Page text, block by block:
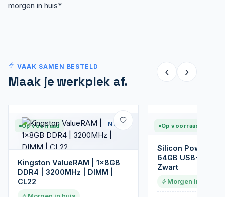
morgen in huis*
VAAK SAMEN BESTELD
Maak je werkplek af.
‹ ›
Op voorraad Nieuw
Kingston ValueRAM | 1x8GB
DDR4 | 3200MHz | DIMM |
CL22
Op voorraad
Silicon Power
64GB USB-A 3.2
Zwart
Morgen in huis